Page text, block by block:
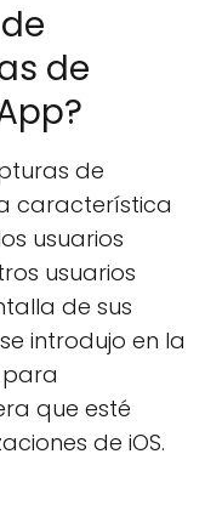
de
de
característica
usuarios
usuarios
de sus
introdujo en la
para
que esté
de iOS.